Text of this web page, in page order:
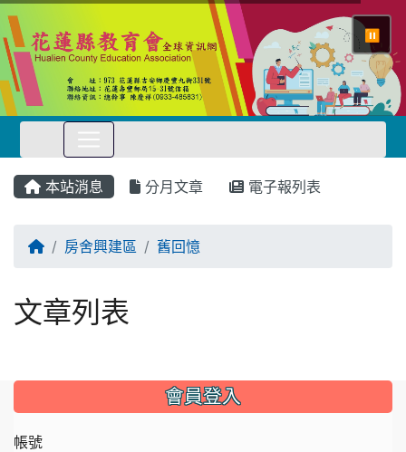
⏸
本站消息 分月文章 電子報列表
回首頁房舍興建區 舊回憶
文章列表
會員登入
帳號